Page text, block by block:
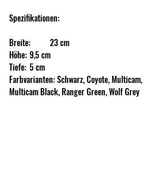
Spezifikationen:
Breite:	23 cm
Höhe:	9,5 cm
Tiefe:	5 cm
Farbvarianten: Schwarz, Coyote, Multicam,
Multicam Black, Ranger Green, Wolf Grey